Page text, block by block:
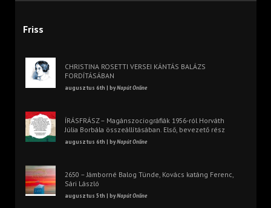
Friss
CHRISTINA ROSETTI VERSEI KÁNTÁS BALÁZS
FORDÍTÁSÁBAN
augusztus 6th | byNapút Online
ÍRÁSFRÁSZ – Magánszociográfiák 1956-ról Horváth
Júlia Borbála összeállításában. Első, bevezető rész
augusztus 6th | byNapút Online
2650 – Jámborné Balog Tünde, Kovács katáng Ferenc,
Sári László
augusztus 5th | byNapút Online